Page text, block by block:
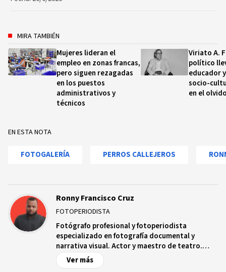
MIRA TAMBIÉN
Mujeres lideran el
empleo en zonas francas,
pero siguen rezagadas
en los puestos
administrativos y
técnicos
Viriato A.
político
educador
socio-
en el
EN ESTA NOTA
FOTOGALERÍA PERROS CALLEJEROS
Ronny Francisco Cruz
FOTOPERIODISTA
Fotógrafo profesional y fotoperiodista
especializado en fotografía documental y
narrativa visual. Actor y maestro de teatro.
Interesado en contar historias humanas a
través de la imagen.
Ver más